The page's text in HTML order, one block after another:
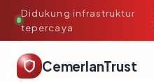
Didukung infrastruktur
tepercaya
·
CemerlanTrust